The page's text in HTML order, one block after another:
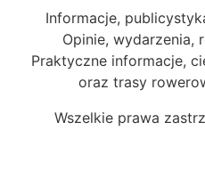
Informacje,
Opinie, wydarzenia,
Praktyczne informacje,
oraz trasy
Wszelkie prawa